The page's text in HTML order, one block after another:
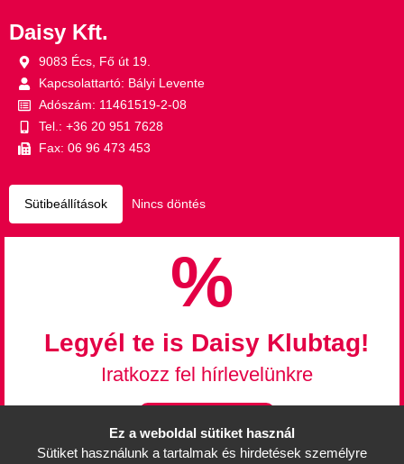
Daisy Kft.
9083 Écs, Fő út 19.
Kapcsolattartó: Bályi Levente
Adószám: 11461519-2-08
Tel.: +36 20 951 7628
Fax: 06 96 473 453
Sütibeállítások Nincs döntés
%
Legyél te is Daisy Klubtag!
Iratkozz fel hírlevelünkre
Ez a weboldal sütiket használ
Sütiket használunk a tartalmak és hirdetések személyre